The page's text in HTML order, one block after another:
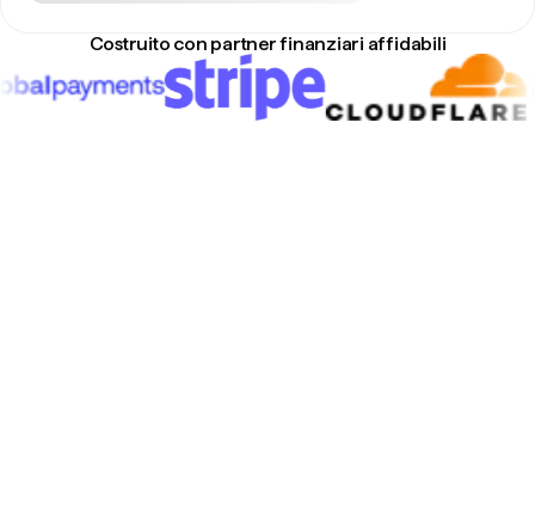
Costruito con partner finanziari affidabili